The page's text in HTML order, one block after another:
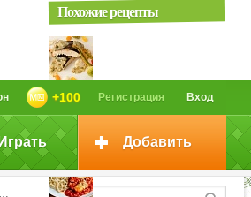
Вход
Регистрация
+100
Добавить
Похожие рецепты
Утка с томатным соусом